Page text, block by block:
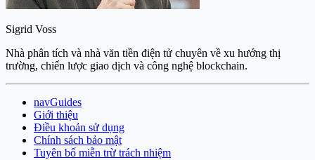
Sigrid Voss
Nhà phân tích và nhà văn tiền điện tử chuyên về xu hướng thị
trường, chiến lược giao dịch và công nghệ blockchain.
navGuides
Giới thiệu
Điều khoản sử dụng
Chính sách bảo mật
Tuyên bố miễn trừ trách nhiệm